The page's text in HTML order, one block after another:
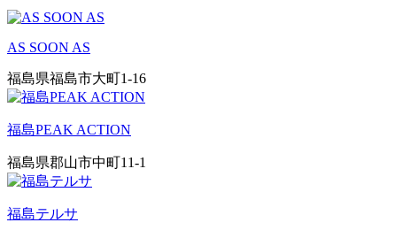
AS SOON AS
福島県福島市大町1-16
福島PEAK ACTION
福島県郡山市中町11-1
福島テルサ